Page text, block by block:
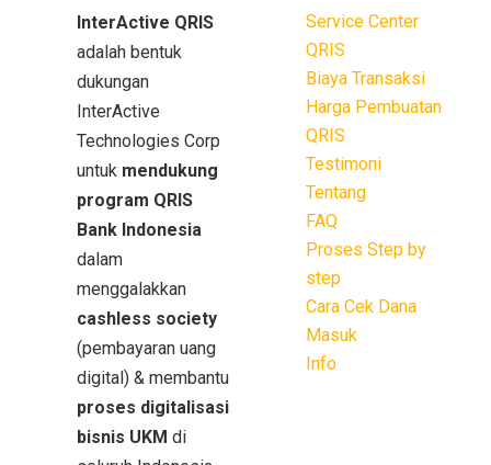
InterActive QRIS
adalah bentuk
dukungan
InterActive
Technologies Corp
untuk mendukung
program QRIS
Bank Indonesia
dalam
menggalakkan
cashless society
(pembayaran uang
digital) & membantu
proses digitalisasi
bisnis UKM di
Service Center
QRIS
Biaya Transaksi
Harga Pembuatan
QRIS
Testimoni
Tentang
FAQ
Proses Step by
step
Cara Cek Dana
Masuk
Info